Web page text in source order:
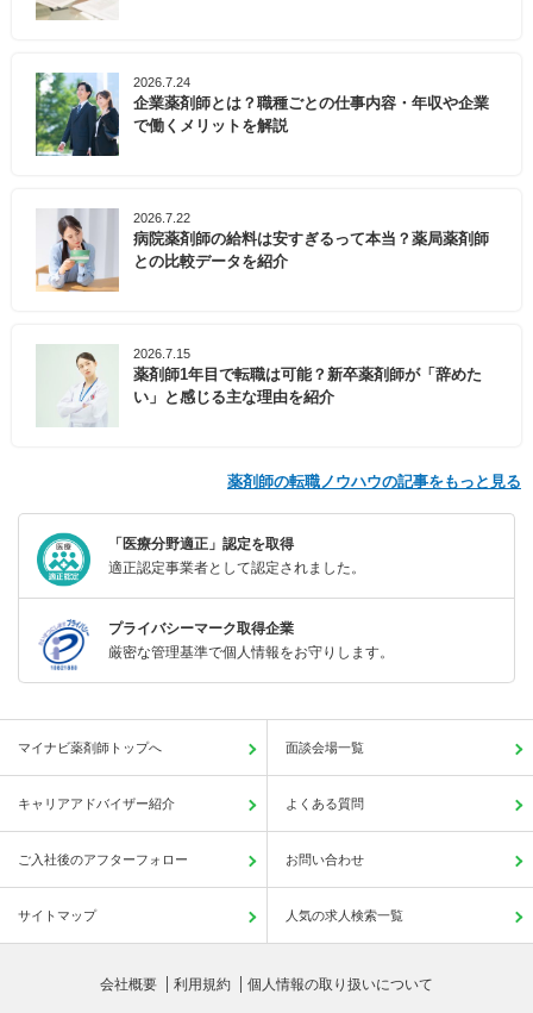
2026.7.24
企業薬剤師とは？職種ごとの仕事内容・年収や企業
で働くメリットを解説
2026.7.22
病院薬剤師の給料は安すぎるって本当？薬局薬剤師
との比較データを紹介
2026.7.15
薬剤師1年目で転職は可能？新卒薬剤師が「辞めた
い」と感じる主な理由を紹介
薬剤師の転職ノウハウの記事をもっと見る
「医療分野適正」認定を取得
適正認定事業者として認定されました。
プライバシーマーク取得企業
厳密な管理基準で個人情報をお守りします。
マイナビ薬剤師トップへ 面談会場一覧
キャリアアドバイザー紹介 よくある質問
ご入社後のアフターフォロー お問い合わせ
サイトマップ 人気の求人検索一覧
会社概要 利用規約 個人情報の取り扱いについて